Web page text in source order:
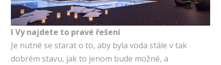
I Vy najdete to pravé řešení
Je nutné se starat o to, aby byla voda stále v tak
dobrém stavu, jak to jenom bude možné, a